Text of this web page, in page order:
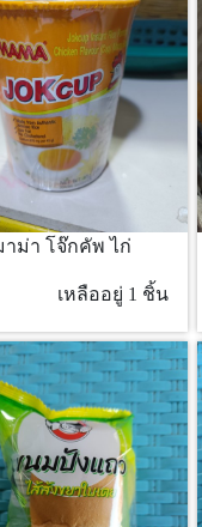
าม่า โจ๊กคัพ ไก่
เหลืออยู่ 1 ชิ้น